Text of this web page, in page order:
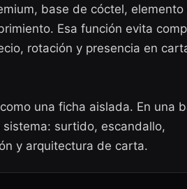
base de cóctel, elemento
Esa función evita
rotación y presencia en
una ficha aislada. En una
surtido, escandallo,
y arquitectura de carta.